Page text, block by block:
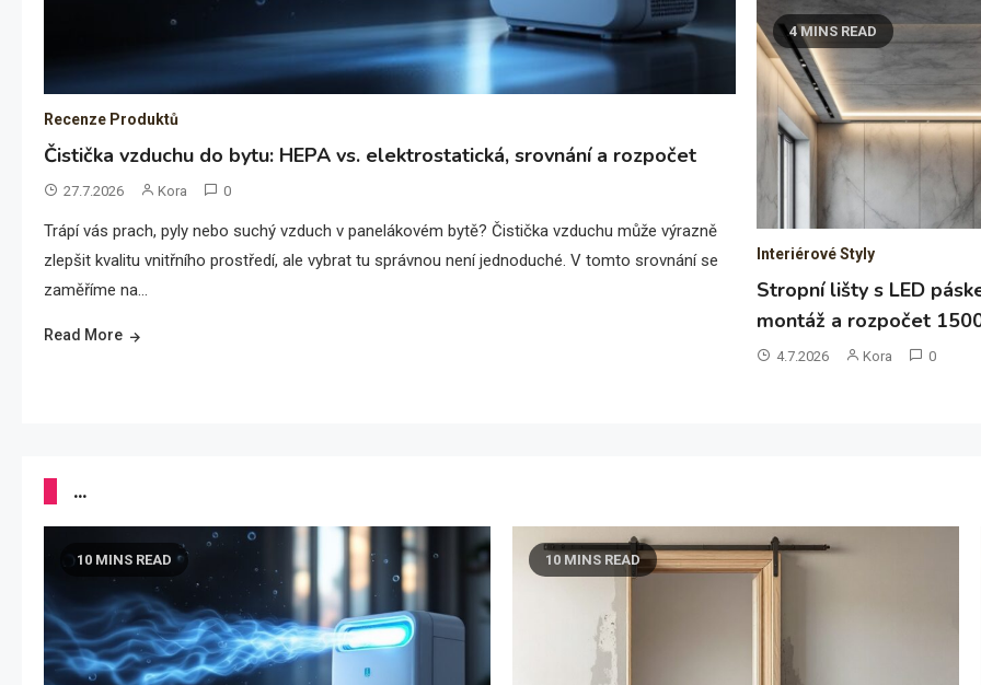
Recenze Produktů
Čistička vzduchu do bytu: HEPA vs. elektrostatická, srovnání a rozpočet
27.7.2026 Kora 0
Trápí vás prach, pyly nebo suchý vzduch v panelákovém bytě? Čistička vzduchu může výrazně
zlepšit kvalitu vnitřního prostředí, ale vybrat tu správnou není jednoduché. V tomto srovnání se
zaměříme na…
Read More
4 MINS READ
Interiérové Styly
Stropní lišty s LED
montáž a rozpočet
4.7.2026 Kora 0
...
10 MINS READ 9 MINS READ